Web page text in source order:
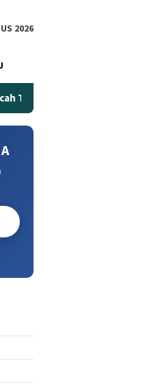
2026
di Embung Kertanegara